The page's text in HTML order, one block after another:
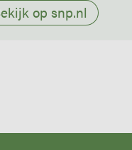
op snp.nl